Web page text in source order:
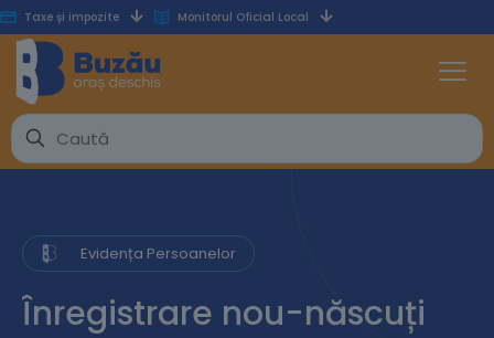
Taxe și impozite Monitorul Oficial Local
Evidența Persoanelor
Înregistrare nou-născuți